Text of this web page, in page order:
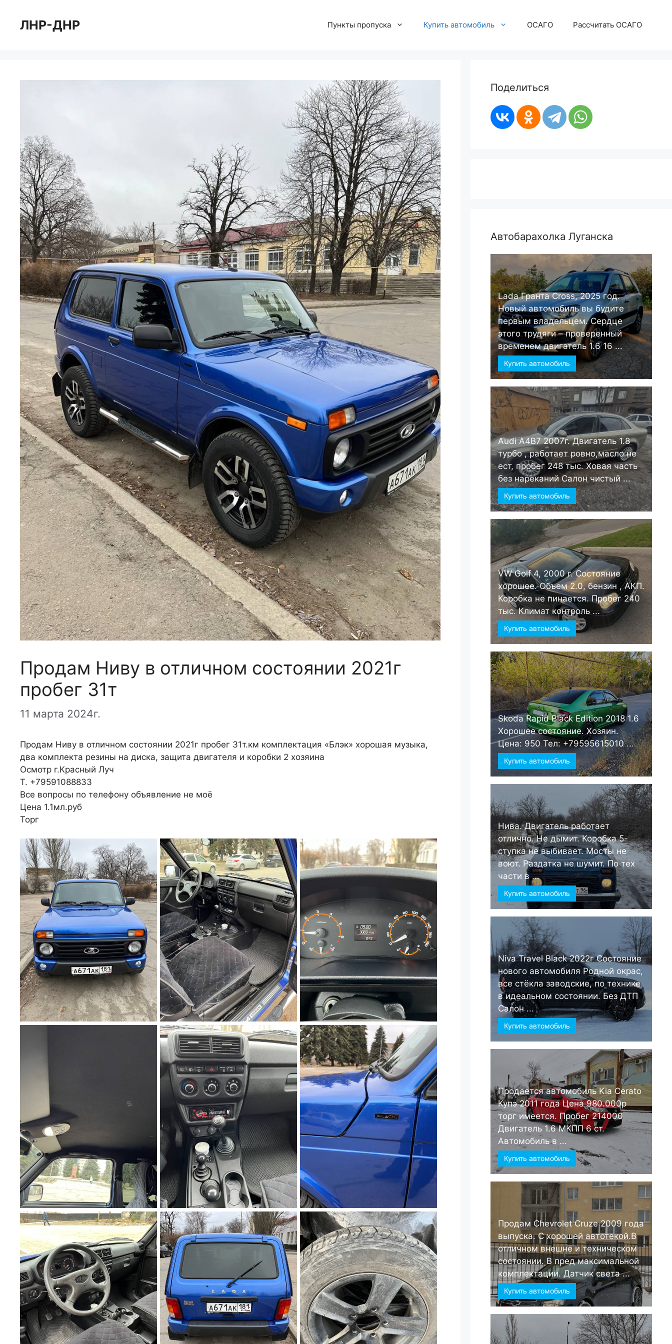
содержимому
ЛНР-ДНР Пункты пропуска Купить автомобиль ОСАГО Рассчитать ОСАГО
Продам Ниву в отличном состоянии 2021г
пробег 31т
11 марта 2024г.
Продам Ниву в отличном состоянии 2021г пробег 31т.км комплектация «Блэк» хорошая музыка,
два комплекта резины на диска, защита двигателя и коробки 2 хозяина
Осмотр г.Красный Луч
Т. +79591088833
Все вопросы по телефону объявление не моё
Цена 1.1мл.руб
Торг
Поделиться
Автобарахолка Луганска
Lada Гранта Cross, 2025 год.
Новый автомобиль вы будите
первым владельцем. Сердце
этого трудяги – проверенный
временем двигатель 1.6 16 ...
Купить автомобиль
Audi А4B7 2007г. Двигатель 1.8
турбо , работает ровно,масло не
ест, пробег 248 тыс. Ховая часть
без нареканий Салон чистый ...
Купить автомобиль
VW Golf 4, 2000 г. Состояние
хорошее. Объем 2.0, бензин , АКП.
Коробка не пинается. Пробег 240
тыс. Климат контроль ...
Купить автомобиль
Skoda Rapid Black Edition 2018 1.6
Хорошее состояние. Хозяин.
Цена: 950 Тел: +79595615010 ...
Купить автомобиль
Нива. Двигатель работает
отлично. Не дымит. Коробка 5-
ступка не выбивает. Мосты не
воют. Раздатка не шумит. По тех
части в ...
Купить автомобиль
Niva Travel Black 2022г Состояние
нового автомобиля Родной окрас,
все стёкла заводские, по технике
в идеальном состоянии. Без ДТП
Салон ...
Купить автомобиль
Продается автомобиль Kia Cerato
Купэ 2011 года Цена 980.000р
торг имеется. Пробег 214000
Двигатель 1.6 МКПП 6 ст.
Автомобиль в ...
Купить автомобиль
Продам Chevrolet Cruze 2009 года
выпуска. С хорошей автотекой.В
отличном внешне и техническом
состоянии. В пред максимальной
комплектации. Датчик света ...
Купить автомобиль